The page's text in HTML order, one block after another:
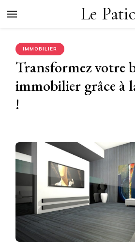
Le
IMMOBILIER
Transformez votre
immobilier grâce à
!